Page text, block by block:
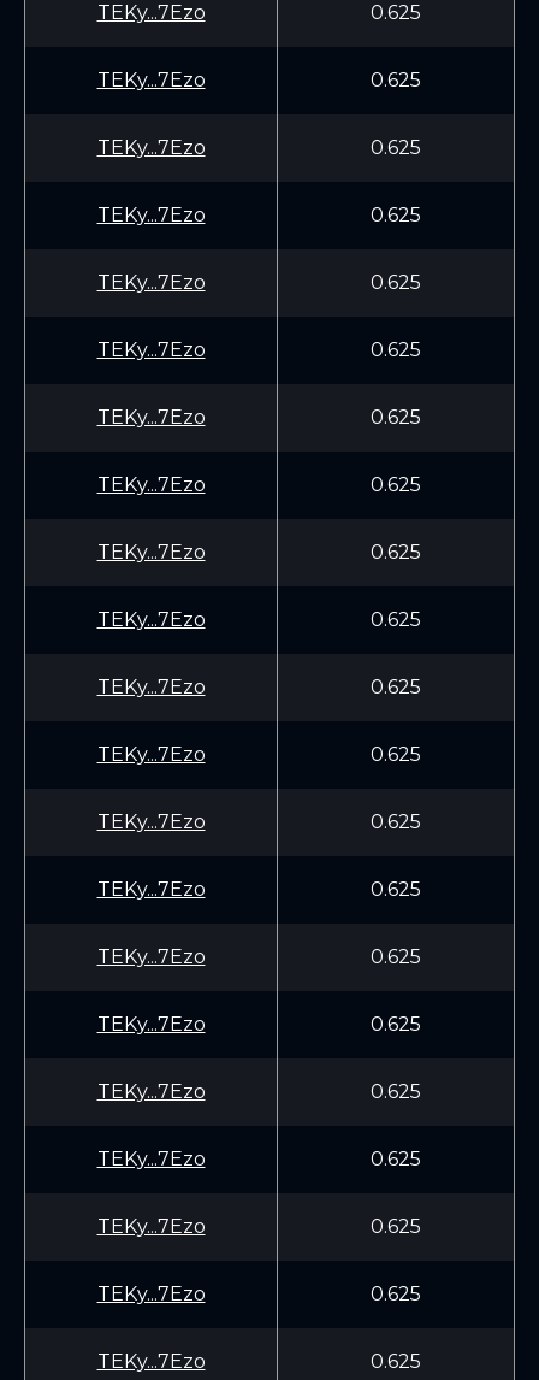
TEKy...7Ezo 0.625
TEKy...7Ezo 0.625
TEKy...7Ezo 0.625
TEKy...7Ezo 0.625
TEKy...7Ezo 0.625
TEKy...7Ezo 0.625
TEKy...7Ezo 0.625
TEKy...7Ezo 0.625
TEKy...7Ezo 0.625
TEKy...7Ezo 0.625
TEKy...7Ezo 0.625
TEKy...7Ezo 0.625
TEKy...7Ezo 0.625
TEKy...7Ezo 0.625
TEKy...7Ezo 0.625
TEKy...7Ezo 0.625
TEKy...7Ezo 0.625
TEKy...7Ezo 0.625
TEKy...7Ezo 0.625
TEKy...7Ezo 0.625
TEKy...7Ezo 0.625